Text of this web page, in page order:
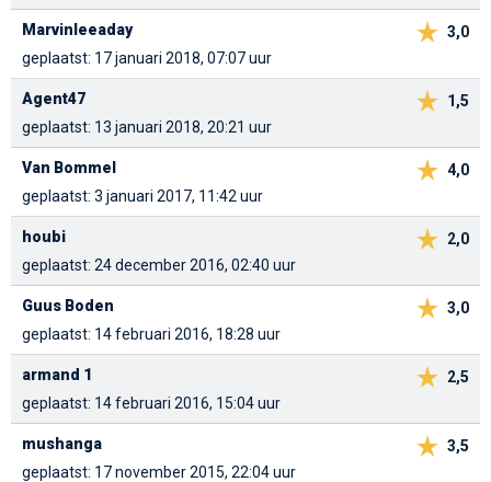
3,0
Marvinleeaday
geplaatst: 17 januari 2018, 07:07 uur
1,5
Agent47
geplaatst: 13 januari 2018, 20:21 uur
4,0
Van Bommel
geplaatst: 3 januari 2017, 11:42 uur
2,0
houbi
geplaatst: 24 december 2016, 02:40 uur
3,0
Guus Boden
geplaatst: 14 februari 2016, 18:28 uur
2,5
armand 1
geplaatst: 14 februari 2016, 15:04 uur
3,5
mushanga
geplaatst: 17 november 2015, 22:04 uur